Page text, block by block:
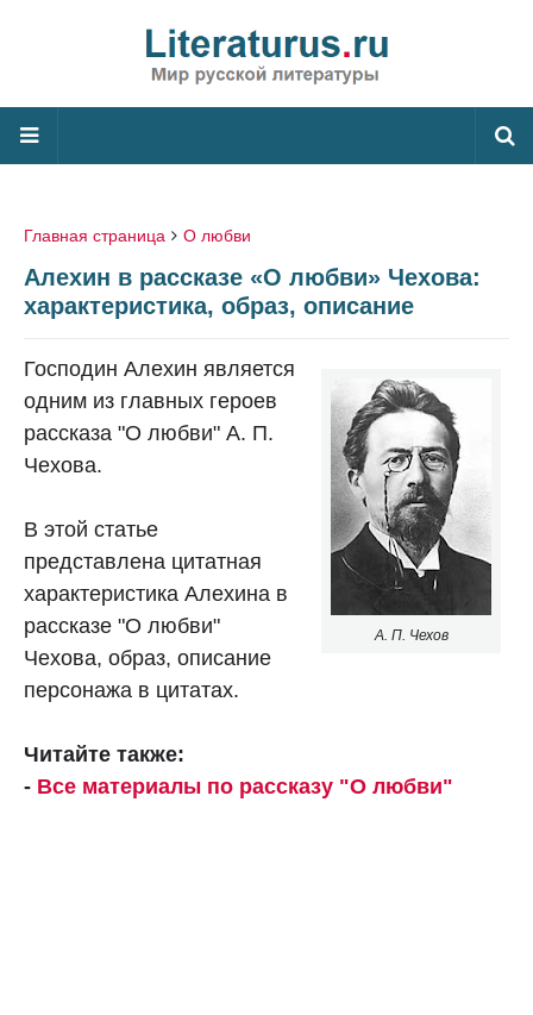
Главная страница О любви
Алехин в рассказе «О любви» Чехова:
характеристика, образ, описание
А. П. Чехов
Господин Алехин является
одним из главных героев
рассказа "О любви" А. П.
Чехова.
В этой статье
представлена цитатная
характеристика Алехина в
рассказе "О любви"
Чехова, образ, описание
персонажа в цитатах.
Читайте также:
- Все материалы по рассказу "О любви"